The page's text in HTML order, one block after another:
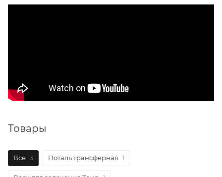
Товары
Все 3 Поталь трансферная 1